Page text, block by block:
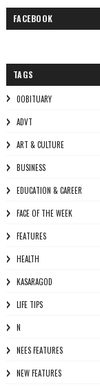
FACEBOOK
TAGS
0OBITUARY
ADVT
ART & CULTURE
BUSINESS
EDUCATION & CAREER
FACE OF THE WEEK
FEATURES
HEALTH
KASARAGOD
LIFE TIPS
N
NEES FEATURES
NEW FEATURES